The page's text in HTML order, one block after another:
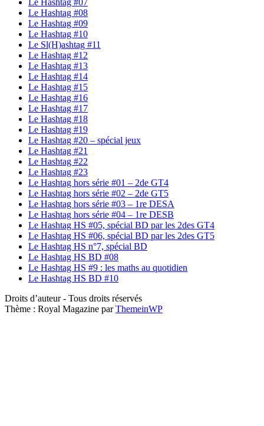
Le Hashtag #08
Le Hashtag #09
Le Hashtag #10
Le Sl(H)ashtag #11
Le Hashtag #12
Le Hashtag #13
Le Hashtag #14
Le Hashtag #15
Le Hashtag #16
Le Hashtag #17
Le Hashtag #18
Le Hashtag #19
Le Hashtag #20 – spécial jeux
Le Hashtag #21
Le Hashtag #22
Le Hashtag #23
Le Hashtag hors série #01 – 2de GT4
Le Hashtag hors série #02 – 2de GT5
Le Hashtag hors série #03 – 1re DESA
Le Hashtag hors série #04 – 1re DESB
Le Hashtag HS #05, spécial BD par les 2des GT4
Le Hashtag HS #06, spécial BD par les 2des GT5
Le Hashtag HS n°7, spécial BD
Le Hashtag HS BD #08
Le Hashtag HS #9 : les maths au quotidien
Le Hashtag HS BD #10
Droits d’auteur - Tous droits réservés
Thème : Royal Magazine parThemeinWP